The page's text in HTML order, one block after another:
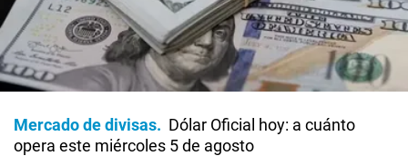
Mercado de divisas
Dólar Oficial hoy: a cuánto
opera este miércoles 5 de agosto